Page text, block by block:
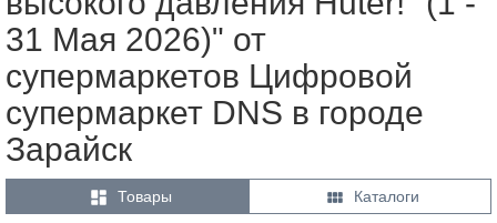
31 Мая 2026)" от
супермаркетов Цифровой
супермаркет DNS в городе
Зарайск
 Товары  Каталоги